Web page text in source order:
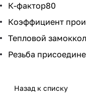
К-фактор80
Коэффициент
Тепловой
Резьба
Назад к списку